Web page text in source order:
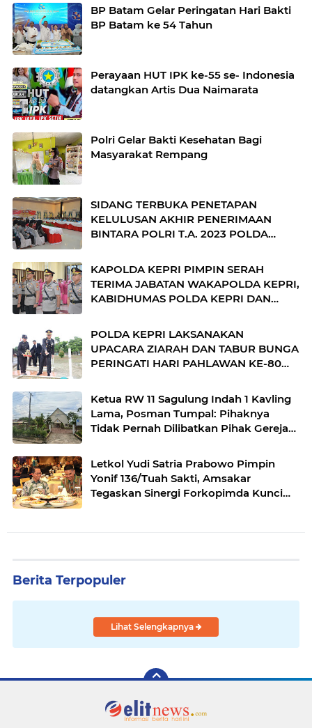
BP Batam Gelar Peringatan Hari Bakti
BP Batam ke 54 Tahun
Perayaan HUT IPK ke-55 se- Indonesia
datangkan Artis Dua Naimarata
Polri Gelar Bakti Kesehatan Bagi
Masyarakat Rempang
SIDANG TERBUKA PENETAPAN
KELULUSAN AKHIR PENERIMAAN
BINTARA POLRI T.A. 2023 POLDA
KAPOLDA KEPRI PIMPIN SERAH
TERIMA JABATAN WAKAPOLDA KEPRI,
KABIDHUMAS POLDA KEPRI DAN
POLDA KEPRI LAKSANAKAN
UPACARA ZIARAH DAN TABUR BUNGA
PERINGATI HARI PAHLAWAN KE-80
Ketua RW 11 Sagulung Indah 1 Kavling
Lama, Posman Tumpal: Pihaknya
Tidak Pernah Dilibatkan Pihak Gereja
Nafkah Disana
Letkol Yudi Satria Prabowo Pimpin
Yonif 136/Tuah Sakti, Amsakar
Tegaskan Sinergi Forkopimda Kunci
Berita Terpopuler
Lihat Selengkapnya